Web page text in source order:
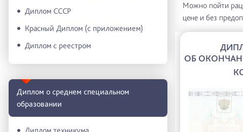
Диплом СССР
Красный Диплом (с приложением)
Диплом с реестром
Диплом о среднем специальном
образовании
Можно пойти
цене и без
ОБ